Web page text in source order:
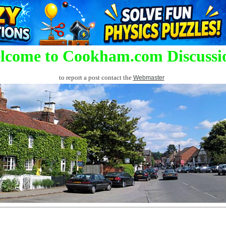
to Cookham.com
to report a post contact the Webmaster